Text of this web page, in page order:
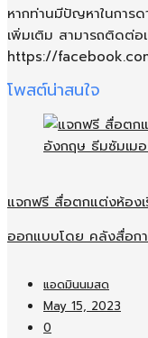
หากท่านมีปัญหาในการ
เพิ่มเติม สามารถติดต่
https://
โพสต์น่าสนใจ
แจกฟรี สื่อตกแต่งห้อง
ออกแบบโดย คลังสื่อก
แอดมินนมสด
May 15, 2023
0